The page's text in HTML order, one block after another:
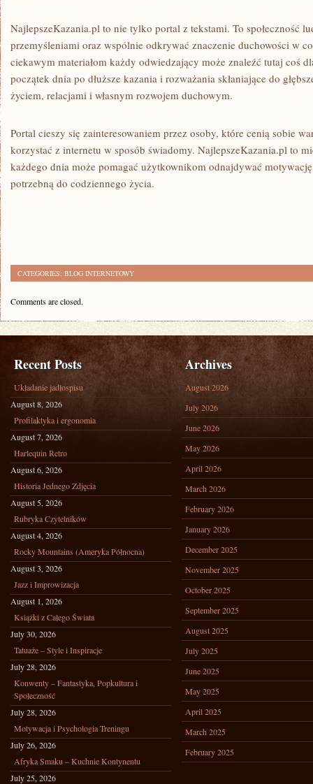
NajlepszeKazania.pl to nie tylko portal z tekstami. To społeczność
przemyśleniami oraz wspólnie odkrywać znaczenie duchowości w
ciekawym materiałom każdy odwiedzający może znaleźć tutaj coś
początek dnia po dłuższe kazania i rozważania skłaniające do
życiem, relacjami i własnym rozwojem duchowym.
Portal cieszy się zainteresowaniem przez osoby, które cenią sobie
korzystać z internetu w sposób świadomy. NajlepszeKazania.pl to
każdego dnia może pomagać użytkownikom odnajdywać
potrzebną do codziennego życia.
CATEGORIES: BLOG INTERNETOWY
Comments are closed.
Recent Posts
Układanie jadłospisu
August 8, 2026
Profilaktyka i ergonomia
August 7, 2026
Harlequin Retro
August 6, 2026
Historia Jednego Zdjęcia
August 5, 2026
Rubryka Czytelników
August 4, 2026
Rocky Mountains (Ameryka Północna)
August 3, 2026
Jazz i Improwizacja
August 1, 2026
Książki z Całego Świata
July 30, 2026
Tatuaże – Style i Inspiracje
July 28, 2026
Konwenty – Fantastyka, Popkultura i
Społeczność
July 28, 2026
Motywacja i Psychologia Treningu
July 26, 2026
Afryka Smaku – Kuchnie Kontynentu
July 25, 2026
Archives
August 2026
July 2026
June 2026
May 2026
April 2026
March 2026
February 2026
January 2026
December 2025
November 2025
October 2025
September 2025
August 2025
July 2025
June 2025
May 2025
April 2025
March 2025
February 2025